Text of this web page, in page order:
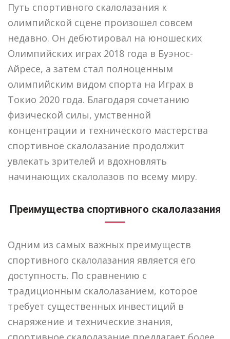
Путь спортивного скалолазания к
олимпийской сцене произошел совсем
недавно. Он дебютировал на юношеских
Олимпийских играх 2018 года в Буэнос-
Айресе, а затем стал полноценным
олимпийским видом спорта на Играх в
Токио 2020 года. Благодаря сочетанию
физической силы, умственной
концентрации и технического мастерства
спортивное скалолазание продолжит
увлекать зрителей и вдохновлять
начинающих скалолазов по всему миру.
Преимущества спортивного скалолазания
Одним из самых важных преимуществ
спортивного скалолазания является его
доступность. По сравнению с
традиционным скалолазанием, которое
требует существенных инвестиций в
снаряжение и технические знания,